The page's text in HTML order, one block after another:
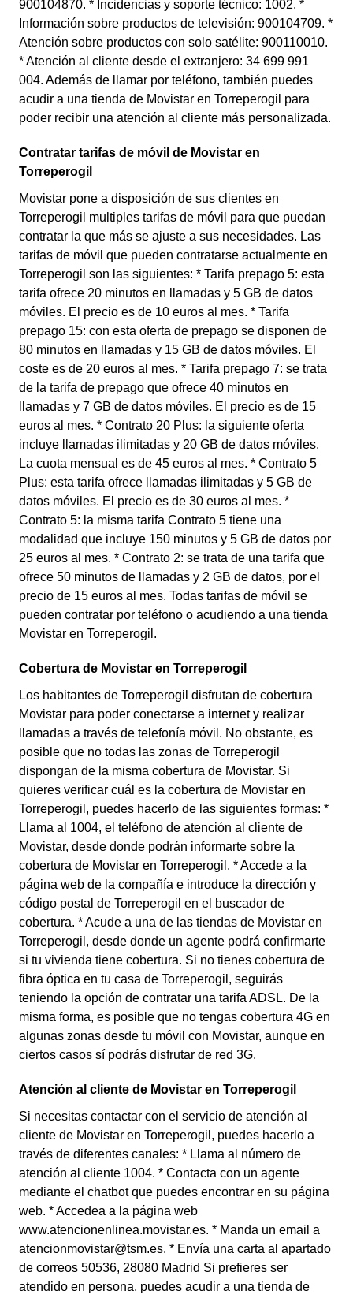
900104870. * Incidencias y soporte técnico: 1002. *
Información sobre productos de televisión: 900104709. *
Atención sobre productos con solo satélite: 900110010.
* Atención al cliente desde el extranjero: 34 699 991
004. Además de llamar por teléfono, también puedes
acudir a una tienda de Movistar en Torreperogil para
poder recibir una atención al cliente más personalizada.
Contratar tarifas de móvil de Movistar en
Torreperogil
Movistar pone a disposición de sus clientes en
Torreperogil multiples tarifas de móvil para que puedan
contratar la que más se ajuste a sus necesidades. Las
tarifas de móvil que pueden contratarse actualmente en
Torreperogil son las siguientes: * Tarifa prepago 5: esta
tarifa ofrece 20 minutos en llamadas y 5 GB de datos
móviles. El precio es de 10 euros al mes. * Tarifa
prepago 15: con esta oferta de prepago se disponen de
80 minutos en llamadas y 15 GB de datos móviles. El
coste es de 20 euros al mes. * Tarifa prepago 7: se trata
de la tarifa de prepago que ofrece 40 minutos en
llamadas y 7 GB de datos móviles. El precio es de 15
euros al mes. * Contrato 20 Plus: la siguiente oferta
incluye llamadas ilimitadas y 20 GB de datos móviles.
La cuota mensual es de 45 euros al mes. * Contrato 5
Plus: esta tarifa ofrece llamadas ilimitadas y 5 GB de
datos móviles. El precio es de 30 euros al mes. *
Contrato 5: la misma tarifa Contrato 5 tiene una
modalidad que incluye 150 minutos y 5 GB de datos por
25 euros al mes. * Contrato 2: se trata de una tarifa que
ofrece 50 minutos de llamadas y 2 GB de datos, por el
precio de 15 euros al mes. Todas tarifas de móvil se
pueden contratar por teléfono o acudiendo a una tienda
Movistar en Torreperogil.
Cobertura de Movistar en Torreperogil
Los habitantes de Torreperogil disfrutan de cobertura
Movistar para poder conectarse a internet y realizar
llamadas a través de telefonía móvil. No obstante, es
posible que no todas las zonas de Torreperogil
dispongan de la misma cobertura de Movistar. Si
quieres verificar cuál es la cobertura de Movistar en
Torreperogil, puedes hacerlo de las siguientes formas: *
Llama al 1004, el teléfono de atención al cliente de
Movistar, desde donde podrán informarte sobre la
cobertura de Movistar en Torreperogil. * Accede a la
página web de la compañía e introduce la dirección y
código postal de Torreperogil en el buscador de
cobertura. * Acude a una de las tiendas de Movistar en
Torreperogil, desde donde un agente podrá confirmarte
si tu vivienda tiene cobertura. Si no tienes cobertura de
fibra óptica en tu casa de Torreperogil, seguirás
teniendo la opción de contratar una tarifa ADSL. De la
misma forma, es posible que no tengas cobertura 4G en
algunas zonas desde tu móvil con Movistar, aunque en
ciertos casos sí podrás disfrutar de red 3G.
Atención al cliente de Movistar en Torreperogil
Si necesitas contactar con el servicio de atención al
cliente de Movistar en Torreperogil, puedes hacerlo a
través de diferentes canales: * Llama al número de
atención al cliente 1004. * Contacta con un agente
mediante el chatbot que puedes encontrar en su página
web. * Accedea a la página web
www.atencionenlinea.movistar.es. * Manda un email a
atencionmovistar@tsm.es. * Envía una carta al apartado
de correos 50536, 28080 Madrid Si prefieres ser
atendido en persona, puedes acudir a una tienda de